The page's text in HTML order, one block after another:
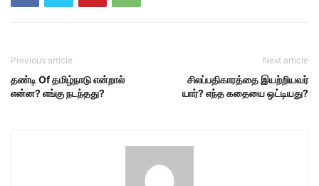
Previous article
தண்டி Of தமிழ்நாடு என்றால்
என்ன? எங்கு நடந்தது?
Next article
சிலப்பதிகாரத்தை இயற்றியவர்
யார்? எந்த கதையை ஒட்டியது?